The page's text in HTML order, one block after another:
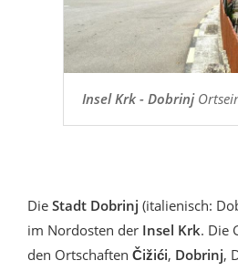
Insel Krk - Dobrinj
Die Stadt Dobrinj (italienisch:
im Nordosten der Insel Krk. Die
den Ortschaften Čižići, Dobrinj,